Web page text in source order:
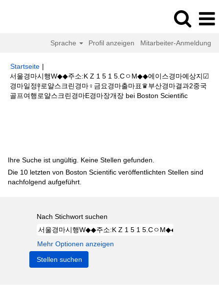
Sprache Profil anzeigen Mitarbeiter-Anmeldung
Startseite |
서울경마시행W◆◆주소:K Z 1 5 1 5.CㅇM◆◆에이스경마예상지☑
경마일정༈로얄스크린경마♀금요경마출마표♛부산경마결과2중국
골프여행로얄스크린경마E경마장개장 bei Boston Scientific(aktuelle
Ihre Suche ist ungültig. Keine Stellen gefunden.
Die 10 letzten von Boston Scientific veröffentlichten Stellen sind
nachfolgend aufgeführt.
Nach Stichwort suchen
Mehr Optionen anzeigen